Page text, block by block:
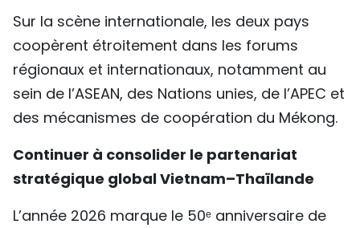
Sur la scène internationale, les deux pays
coopèrent étroitement dans les forums
régionaux et internationaux, notamment au
sein de l’ASEAN, des Nations unies, de l’APEC et
des mécanismes de coopération du Mékong.
Continuer à consolider le partenariat
stratégique global Vietnam–Thaïlande
L’année 2026 marque le 50ᵉ anniversaire de